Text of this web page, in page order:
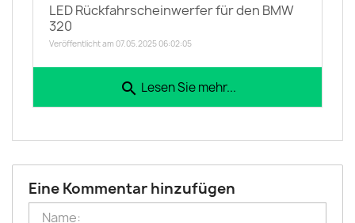
LED Rückfahrscheinwerfer für den BMW
320
Veröffentlicht am 07.05.2025 06:02:05
search Lesen Sie mehr...
Eine Kommentar hinzufügen